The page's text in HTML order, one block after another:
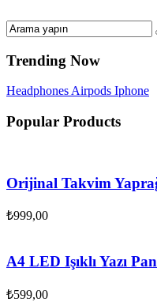
Trending Now
HeadphonesAirpods Iphone
Popular Products
Orijinal Takvim
₺999,00
A4 LED Işıklı Yazı
₺599,00